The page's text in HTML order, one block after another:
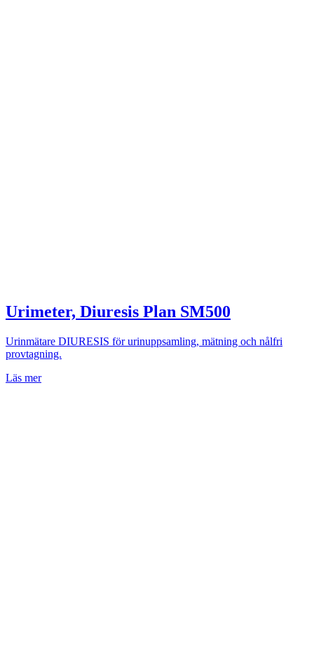
Urimeter, Diuresis Plan SM500
Urinmätare DIURESIS för urinuppsamling, mätning och nålfri
provtagning.
Läs mer